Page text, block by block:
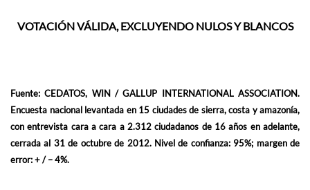
VOTACIÓN VÁLIDA, EXCLUYENDO NULOS Y BLANCOS
Fuente: CEDATOS, WIN / GALLUP INTERNATIONAL ASSOCIATION.
Encuesta nacional levantada en 15 ciudades de sierra, costa y amazonía,
con entrevista cara a cara a 2.312 ciudadanos de 16 años en adelante,
cerrada al 31 de octubre de 2012. Nivel de confianza: 95%; margen de
error: + / – 4%.